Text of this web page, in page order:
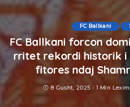
FC Ballkani
FC Ballkani forcon
rritet rekordi historik
fitores ndaj
8 Gusht, 2025 1 Min Lexim